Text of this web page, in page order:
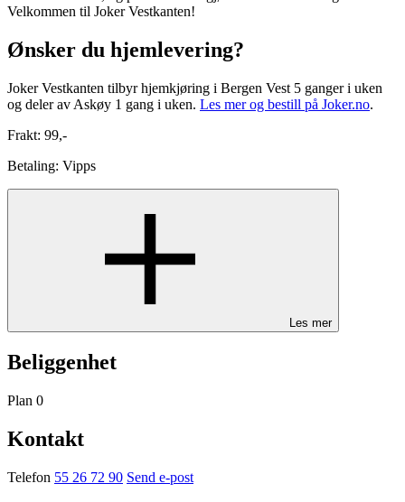
Velkommen til Joker Vestkanten!
Ønsker du hjemlevering?
Joker Vestkanten tilbyr hjemkjøring i Bergen Vest 5 ganger i uken
og deler av Askøy 1 gang i uken. Les mer og bestill på Joker.no.
Frakt: 99,-
Betaling: Vipps
Les mer
Beliggenhet
Plan 0
Kontakt
Telefon 55 26 72 90 Send e-post